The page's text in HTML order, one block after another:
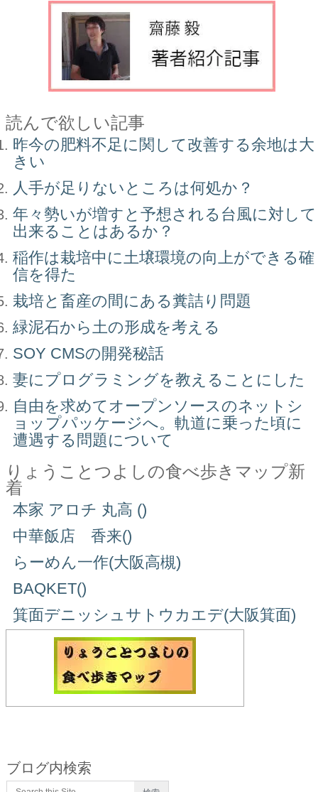
読んで欲しい記事
昨今の肥料不足に関して改善する余地は大
きい
人手が足りないところは何処か？
年々勢いが増すと予想される台風に対して
出来ることはあるか？
稲作は栽培中に土壌環境の向上ができる確
信を得た
栽培と畜産の間にある糞詰り問題
緑泥石から土の形成を考える
SOY CMSの開発秘話
妻にプログラミングを教えることにした
自由を求めてオープンソースのネットシ
ョップパッケージへ。軌道に乗った頃に
遭遇する問題について
りょうことつよしの食べ歩きマップ新
着
本家 アロチ 丸高 ()
中華飯店 香来()
らーめん一作(大阪高槻)
BAQKET()
箕面デニッシュサトウカエデ(大阪箕面)
ブログ内検索